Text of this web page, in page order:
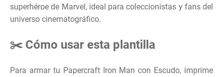
superhéroe de Marvel, ideal para coleccionistas y fans del
universo cinematográfico.
✂️ Cómo usar esta plantilla
Para armar tu Papercraft Iron Man con Escudo, imprime